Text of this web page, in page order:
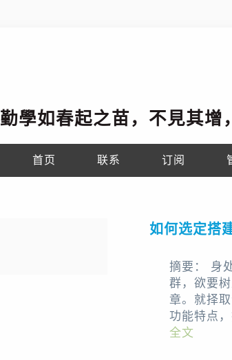
勤學如春起之苗，不見其增
首页 联系 订阅
如何选定搭
摘要： 身
群，欲要
章。就择
功能特点
全文